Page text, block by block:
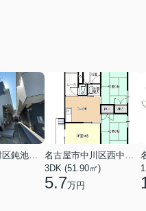
3DK (51.90㎡)
5.7万円